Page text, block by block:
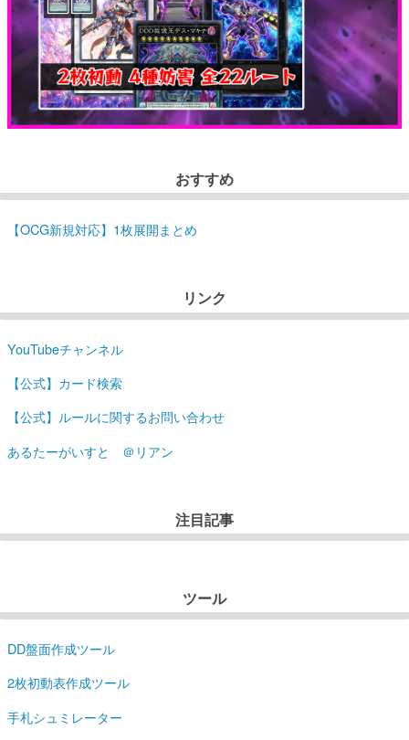
おすすめ
【OCG新規対応】1枚展開まとめ
リンク
YouTubeチャンネル
【公式】カード検索
【公式】ルールに関するお問い合わせ
あるたーがいすと ＠リアン
注目記事
ツール
DD盤面作成ツール
2枚初動表作成ツール
手札シュミレーター